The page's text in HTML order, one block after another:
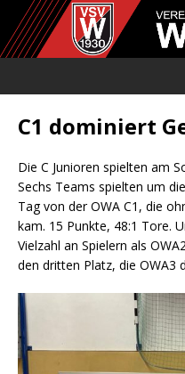
C1 dominiert
Die C Junioren spielten am
Sechs Teams spielten um
Tag von der OWA C1, die
kam. 15 Punkte, 48:1 Tore.
Vielzahl an Spielern als
den dritten Platz, die OWA3